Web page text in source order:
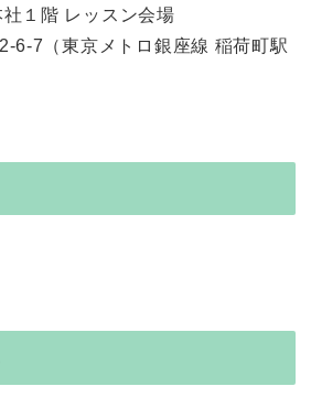
社１階 レッスン会場
6-7（東京メトロ銀座線 稲荷町駅